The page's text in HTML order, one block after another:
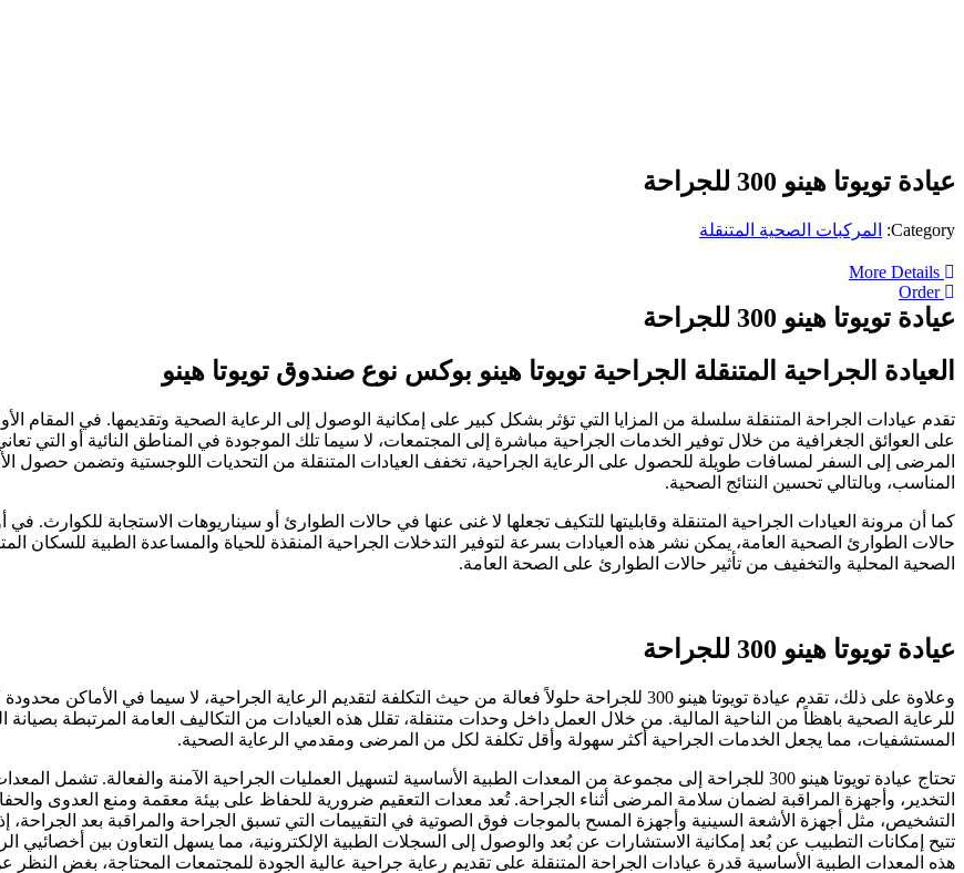
عيادة تويوتا هينو 300 للجراحة
Category: المركبات الصحية المتنقلة
More Details
Order
عيادة تويوتا هينو 300 للجراحة
العيادة الجراحية المتنقلة الجراحية تويوتا هينو بوكس نوع صندوق تويوتا هينو
تقدم عيادات الجراحة المتنقلة سلسلة من المزايا التي تؤثر بشكل كبير على إمكانية الوصول إلى الرعاية الصحية وتقديمها. في المقام
على العوائق الجغرافية من خلال توفير الخدمات الجراحية مباشرة إلى المجتمعات، لا سيما تلك الموجودة في المناطق النائية أو التي
المرضى إلى السفر لمسافات طويلة للحصول على الرعاية الجراحية، تخفف العيادات المتنقلة من التحديات اللوجستية وتضمن حصول
المناسب، وبالتالي تحسين النتائج الصحية.
كما أن مرونة العيادات الجراحية المتنقلة وقابليتها للتكيف تجعلها لا غنى عنها في حالات الطوارئ أو سيناريوهات الاستجابة للكوارث.
حالات الطوارئ الصحية العامة، يمكن نشر هذه العيادات بسرعة لتوفير التدخلات الجراحية المنقذة للحياة والمساعدة الطبية للسكان
الصحية المحلية والتخفيف من تأثير حالات الطوارئ على الصحة العامة.
عيادة تويوتا هينو 300 للجراحة
وعلاوة على ذلك، تقدم عيادة تويوتا هينو 300 للجراحة حلولاً فعالة من حيث التكلفة لتقديم الرعاية الجراحية، لا سيما في
للرعاية الصحية باهظاً من الناحية المالية. من خلال العمل داخل وحدات متنقلة، تقلل هذه العيادات من التكاليف العامة المرتبطة بصيانة
المستشفيات، مما يجعل الخدمات الجراحية أكثر سهولة وأقل تكلفة لكل من المرضى ومقدمي الرعاية الصحية.
تحتاج عيادة تويوتا هينو 300 للجراحة إلى مجموعة من المعدات الطبية الأساسية لتسهيل العمليات الجراحية الآمنة والفعالة. تشمل
التخدير، وأجهزة المراقبة لضمان سلامة المرضى أثناء الجراحة. تُعد معدات التعقيم ضرورية للحفاظ على بيئة معقمة ومنع العدوى
التشخيص، مثل أجهزة الأشعة السينية وأجهزة المسح بالموجات فوق الصوتية في التقييمات التي تسبق الجراحة والمراقبة بعد
تتيح إمكانات التطبيب عن بُعد إمكانية الاستشارات عن بُعد والوصول إلى السجلات الطبية الإلكترونية، مما يسهل التعاون بين
هذه المعدات الطبية الأساسية قدرة عيادات الجراحة المتنقلة على تقديم رعاية جراحية عالية الجودة للمجتمعات المحتاجة، بغض النظر